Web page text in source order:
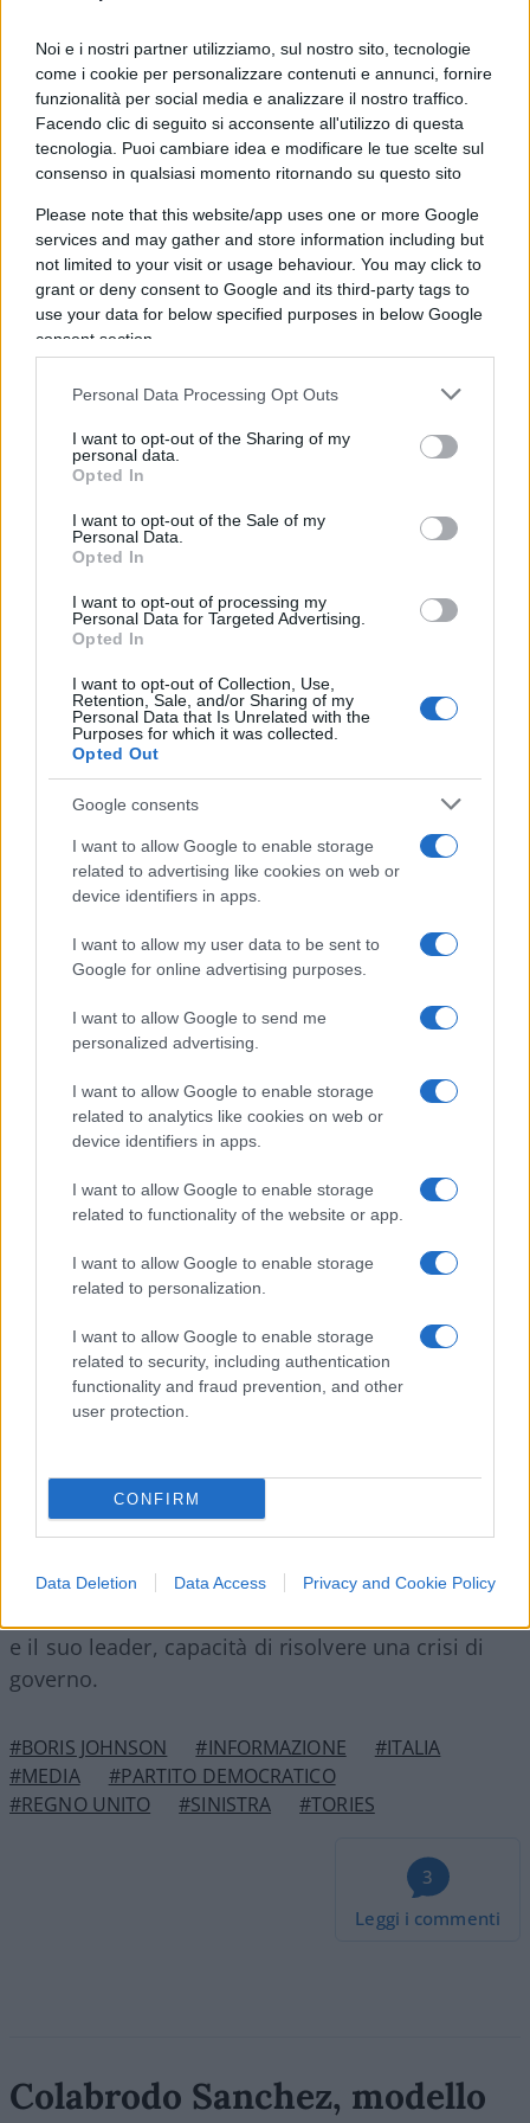
Noi e i nostri partner utilizziamo, sul nostro sito, tecnologie
come i cookie per personalizzare contenuti e annunci, fornire
funzionalità per social media e analizzare il nostro traffico.
Facendo clic di seguito si acconsente all'utilizzo di questa
tecnologia. Puoi cambiare idea e modificare le tue scelte sul
consenso in qualsiasi momento ritornando su questo sito
Please note that this website/app uses one or more Google
services and may gather and store information including but
not limited to your visit or usage behaviour. You may click to
grant or deny consent to Google and its third-party tags to
use your data for below specified purposes in below Google
consent section.
Personal Data Processing Opt Outs
I want to opt-out of the Sharing of my
personal data.
Opted In
I want to opt-out of the Sale of my
Personal Data.
Opted In
I want to opt-out of processing my
Personal Data for Targeted Advertising.
Opted In
I want to opt-out of Collection, Use,
Retention, Sale, and/or Sharing of my
Personal Data that Is Unrelated with the
Purposes for which it was collected.
Opted Out
Google consents
I want to allow Google to enable storage
related to advertising like cookies on web or
device identifiers in apps.
I want to allow my user data to be sent to
Google for online advertising purposes.
I want to allow Google to send me
personalized advertising.
I want to allow Google to enable storage
related to analytics like cookies on web or
device identifiers in apps.
I want to allow Google to enable storage
related to functionality of the website or app.
I want to allow Google to enable storage
related to personalization.
I want to allow Google to enable storage
related to security, including authentication
functionality and fraud prevention, and other
user protection.
CONFIRM
Data Deletion Data Access Privacy and Cookie Policy
Enrico Letta esulta suTwitterpostando la
copertina dell’Economistche recita “Clownfall”, la
caduta del pagliaccio.Peppe Provenzano,
vicesegretario del Partito democratico, scrive
domanda ironicamente, “Il lascito? Il disastro
sociale nella pandemia, la separazione dall’Ue e aver
chiuso le frontiere all’asilo contro i diritti umani”.
Repubblicadecide invece di titolare così:“Boris
Johnson, cade il premier populista”.
Mettere in un’unica cesta di
Boris
vari Salvini, Trump e Bolsonaro è il gioco preferito
dei commentatori e politici italiani.
Anche in questa occasione, senza un’analisi delle
insomma senza un riscontro nella realtà, ma solo
screditare a prescindere, senza l’onere di
dover riconoscere qualche risultato positivo, dalle
vaccinazioni anti-
dell’Ucraina.
Paragoni politici un tanto al chilo, con il solo
progressismo” e relegarli a populisti senza
visione, o peggio semplicemente fascisti.
Cosa c’entrano iToriesbritannici con la Lega di
Salvini? Cosa c’entrano le politiche del
con il “campo largo” di Pd e Cinque Stelle? E
cos’hanno in comune ilQuestion Timedi
Westminster, o illeadership contest
, con le
pantomime extraparlamentari di
Hanno ben poco da esultare politici e opinionisti
Johnson, leader per nulla esente da peccati o da
errori, oltre a denigrare la sua persona e le sue
esempio dal modello Westminster: trasparenza
e il suo leader, capacità di risolvere una crisi di
governo.
#BORIS JOHNSON #INFORMAZIONE
#ITALIA
#MEDIA
#PARTITO DEMOCRATICO
#REGNO UNITO
#SINISTRA #TORIES
3
Leggi i commenti
Colabrodo Sanchez, modello